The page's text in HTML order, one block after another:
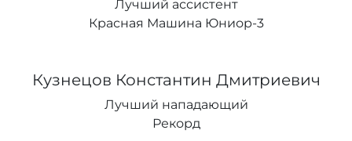
Лучший ассистент
Красная Машина Юниор-3
Кузнецов Константин Дмитриевич
Лучший нападающий
Рекорд